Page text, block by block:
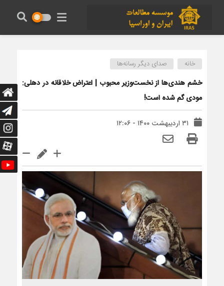
خانه صدای دیگر رسانه‌ها
خشم هندی‌ها از نخست‌وزیر محبوب | اعتراض خلاقانه در دهلی:
مودی گم شده است!
۳۱ اردیبهشت ۱۴۰۰ - ۱۲:۰۶